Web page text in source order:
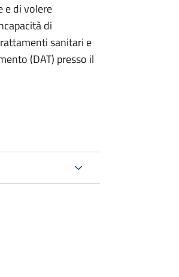
e di volere
di
sanitari e
(DAT) presso il